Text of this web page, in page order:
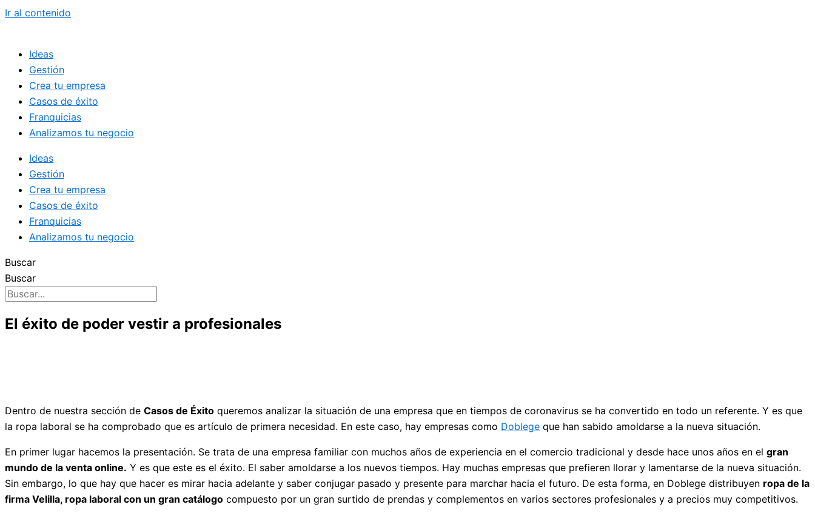
Ir al contenido
Ideas
Gestión
Crea tu empresa
Casos de éxito
Franquicias
Analizamos tu negocio
Ideas
Gestión
Crea tu empresa
Casos de éxito
Franquicias
Analizamos tu negocio
Buscar
Buscar
El éxito de poder vestir a profesionales
Dentro de nuestra sección de Casos de Éxito queremos analizar la situación de una empresa que en tiempos de coronavirus se ha convertido en todo un referente. Y es que
la ropa laboral se ha comprobado que es artículo de primera necesidad. En este caso, hay empresas como Doblege que han sabido amoldarse a la nueva situación.
En primer lugar hacemos la presentación. Se trata de una empresa familiar con muchos años de experiencia en el comercio tradicional y desde hace unos años en el gran
mundo de la venta online. Y es que este es el éxito. El saber amoldarse a los nuevos tiempos. Hay muchas empresas que prefieren llorar y lamentarse de la nueva situación.
Sin embargo, lo que hay que hacer es mirar hacia adelante y saber conjugar pasado y presente para marchar hacia el futuro. De esta forma, en Doblege distribuyen ropa de la
firma Velilla, ropa laboral con un gran catálogo compuesto por un gran surtido de prendas y complementos en varios sectores profesionales y a precios muy competitivos.